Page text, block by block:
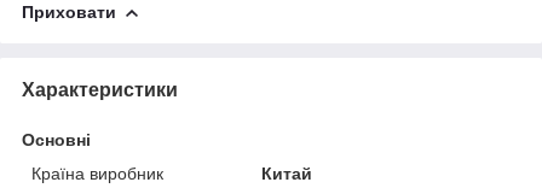
Приховати
Характеристики
Основні
Країна виробник
Китай